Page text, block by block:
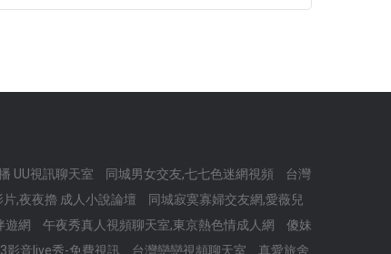
UU視訊聊天室 同城男女交友,七七色迷網視頻
台灣
,夜夜擼 成人小說論壇
同城寂寞寡婦交友網,愛薇兒
遊網 午夜秀真人視頻聊天室,東京熱色情成人網
傻妹
影音live秀-免費視訊 台灣戀戀視頻聊天室 真愛旅舍